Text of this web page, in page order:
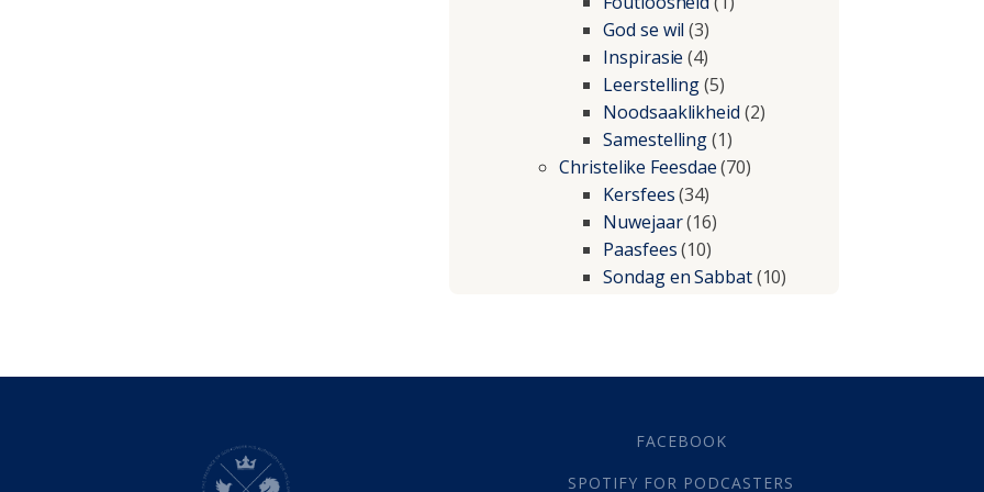
God se wil (3)
Inspirasie (4)
Leerstelling(5)
Noodsaaklikheid (2)
Samestelling(1)
Christelike Feesdae(70)
Kersfees(34)
Nuwejaar(16)
Paasfees(10)
Sondag en Sabbat(10)
Geestelike Groei
FACEBOOK
SPOTIFY FOR PODCASTERS